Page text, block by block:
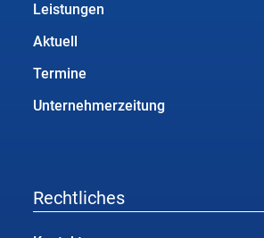
Leistungen
Aktuell
Termine
Unternehmerzeitung
Rechtliches